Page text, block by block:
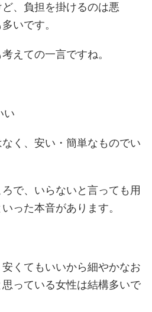
、負担を掛けるのは悪
いです。
えての一言ですね。
い
く、安い・簡単なものでい
で、いらないと言っても用
った本音があります。
くてもいいから細やかなお
っている女性は結構多いで